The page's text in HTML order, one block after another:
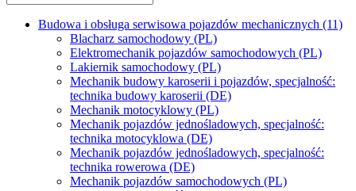
Budowa i obsługa serwisowa pojazdów mechanicznych (11)
Blacharz samochodowy (PL)
Elektromechanik pojazdów samochodowych (PL)
Lakiernik samochodowy (PL)
Mechanik budowy karoserii i pojazdów, specjalność:
technika budowy karoserii (DE)
Mechanik motocyklowy (PL)
Mechanik pojazdów jednośladowych, specjalność:
technika motocyklowa (DE)
Mechanik pojazdów jednośladowych, specjalność:
technika rowerowa (DE)
Mechanik pojazdów samochodowych (PL)